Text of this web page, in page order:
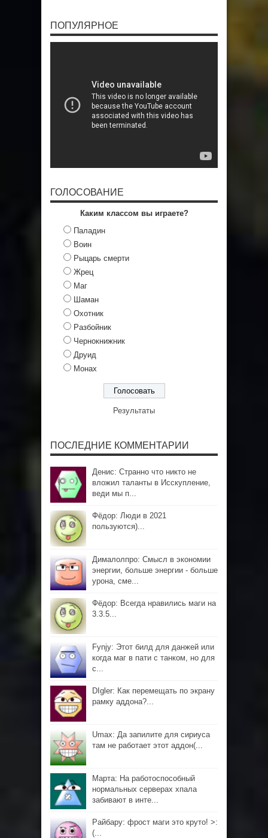
ПОПУЛЯРНОЕ
ГОЛОСОВАНИЕ
Каким классом вы играете?
Паладин
Воин
Рыцарь смерти
Жрец
Маг
Шаман
Охотник
Разбойник
Чернокнижник
Друид
Монах
Результаты
ПОСЛЕДНИЕ КОММЕНТАРИИ
Денис: Странно что никто не
вложил таланты в Исскупление,
веди мы п...
Фёдор: Люди в 2021
пользуются)...
Дималолпро: Смысл в экономии
энергии, больше энергии - больше
урона, сме...
Фёдор: Всегда нравились маги на
3.3.5...
Fynjy: Этот билд для данжей или
когда маг в пати с танком, но для
с...
DIgler: Как перемещать по экрану
рамку аддона?...
Umax: Да запилите для сириуса
там не работает этот аддон(...
Марта: На работоспособный
нормальных серверах хпала
забивают в инте...
Райбару: фрост маги это круто! >:
(...